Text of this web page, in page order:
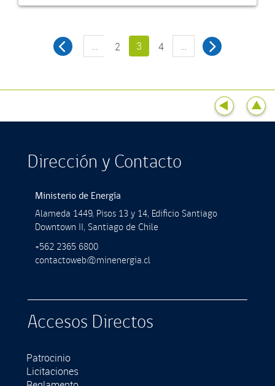
… 2 3 4 …
Dirección y Contacto
Ministerio de Energía
Alameda 1449, Pisos 13 y 14, Ediﬁcio Santiago
Downtown II, Santiago de Chile
+562 2365 6800
contactoweb@minenergia.cl
Accesos Directos
Patrocinio
Licitaciones